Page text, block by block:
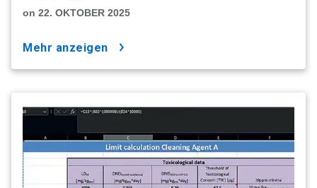
on 22. OKTOBER 2025
mehr anzeigen